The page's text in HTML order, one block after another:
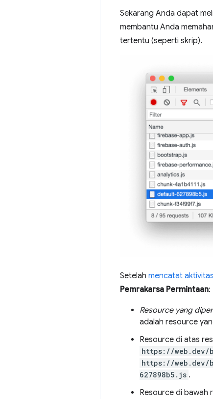
Sekarang Anda dapat
membantu Anda
tertentu (seperti skrip).
Setelah mencatat
Pemrakarsa Permintaan:
Resource yang
adalah resource
Resource di atas
https://web.dev/
https://web.dev/
627898b5.js .
Resource di bawah